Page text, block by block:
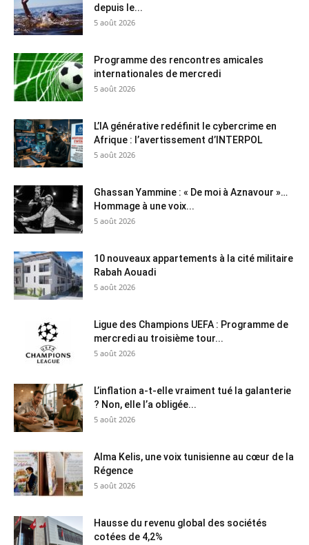
depuis le...
5 août 2026
Programme des rencontres amicales
internationales de mercredi
5 août 2026
L’IA générative redéfinit le cybercrime en
Afrique : l’avertissement d’INTERPOL
5 août 2026
Ghassan Yammine : « De moi à Aznavour »…
Hommage à une voix...
5 août 2026
10 nouveaux appartements à la cité militaire
Rabah Aouadi
5 août 2026
Ligue des Champions UEFA : Programme de
mercredi au troisième tour...
5 août 2026
L’inflation a-t-elle vraiment tué la galanterie
? Non, elle l’a obligée...
5 août 2026
Alma Kelis, une voix tunisienne au cœur de la
Régence
5 août 2026
Hausse du revenu global des sociétés
cotées de 4,2%